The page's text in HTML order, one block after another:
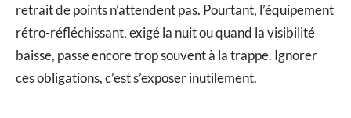
retrait de points n’attendent pas. Pourtant, l’équipement
rétro-réfléchissant, exigé la nuit ou quand la visibilité
baisse, passe encore trop souvent à la trappe. Ignorer
ces obligations, c’est s’exposer inutilement.